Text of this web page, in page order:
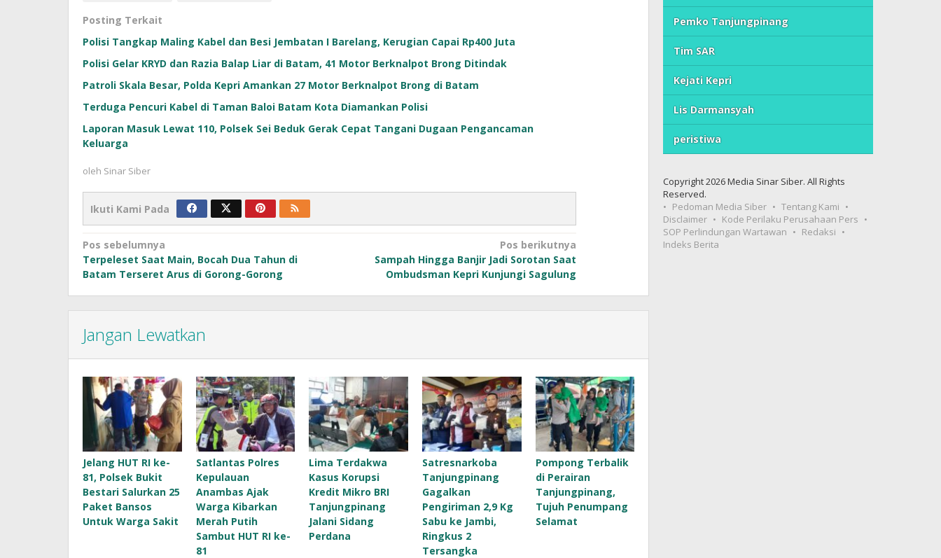
Posting Terkait
Polisi Tangkap Maling Kabel dan Besi Jembatan I Barelang, Kerugian Capai Rp400 Juta
Polisi Gelar KRYD dan Razia Balap Liar di Batam, 41 Motor Berknalpot Brong Ditindak
Patroli Skala Besar, Polda Kepri Amankan 27 Motor Berknalpot Brong di Batam
Terduga Pencuri Kabel di Taman Baloi Batam Kota Diamankan Polisi
Laporan Masuk Lewat 110, Polsek Sei Beduk Gerak Cepat Tangani Dugaan Pengancaman
Keluarga
oleh Sinar Siber
Ikuti Kami Pada
Navigasi
pos
Pos sebelumnya
Terpeleset Saat Main, Bocah Dua Tahun di
Batam Terseret Arus di Gorong-Gorong
Pos berikutnya
Sampah Hingga Banjir Jadi Sorotan Saat
Ombudsman Kepri Kunjungi Sagulung
Jangan Lewatkan
Jelang HUT RI ke-
81, Polsek Bukit
Bestari Salurkan 25
Paket Bansos
Untuk Warga Sakit
Satlantas Polres
Kepulauan
Anambas Ajak
Warga Kibarkan
Merah Putih
Sambut HUT RI ke-
81
Lima Terdakwa
Kasus Korupsi
Kredit Mikro BRI
Tanjungpinang
Jalani Sidang
Perdana
Satresnarkoba
Tanjungpinang
Gagalkan
Pengiriman 2,9 Kg
Sabu ke Jambi,
Ringkus 2
Tersangka
Pompong Terbalik
di Perairan
Tanjungpinang,
Tujuh Penumpang
Selamat
Pemko Tanjungpinang
Tim SAR
Kejati Kepri
Lis Darmansyah
peristiwa
Copyright 2026 Media Sinar Siber. All Rights
Reserved.
Pedoman Media Siber
Tentang Kami
Disclaimer
Kode Perilaku Perusahaan Pers
SOP Perlindungan Wartawan
Redaksi
Indeks Berita